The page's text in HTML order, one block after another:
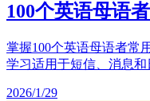
100个英语母语
掌握100个英语母语者常
学习适用于短信、消息和
2026/1/29